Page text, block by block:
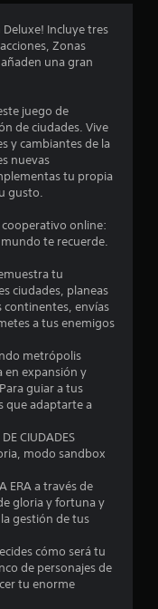
o
m
d
:
.
8
3
e
t
r
e
l
Deluxe! Incluye tres
Zonas
una gran
juego de
de ciudades. Vive
y cambiantes de la
nuevas
tu propia
gusto.
cooperativo online:
te recuerde.
tu
ciudades, planeas
continentes, envías
a tus enemigos
metrópolis
en expansión y
guiar a tus
que adaptarte a
CIUDADES
modo sandbox
ERA a través de
gloria y fortuna y
gestión de tus
cómo será tu
de personajes de
tu enorme